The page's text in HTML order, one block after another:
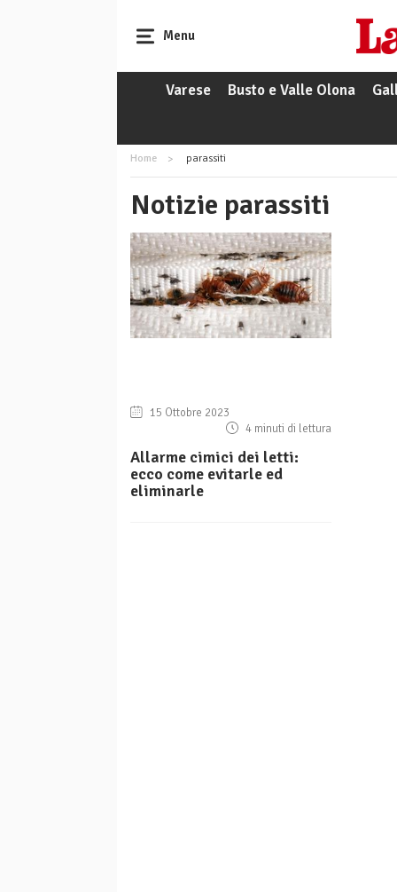
Menu
Varese Busto e Valle Olona
Home parassiti
Notizie parassiti
15 Ottobre 2023
4 minuti di lettura
Allarme cimici dei letti:
ecco come evitarle ed
eliminarle